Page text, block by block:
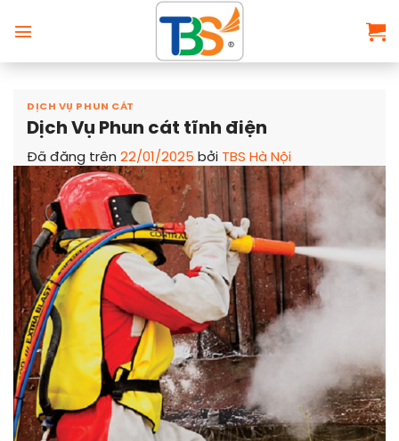
đến
DỊCH VỤ PHUN CÁT
Dịch Vụ Phun cát tĩnh điện
Đã đăng trên 22/01/2025 bởi TBS Hà Nội